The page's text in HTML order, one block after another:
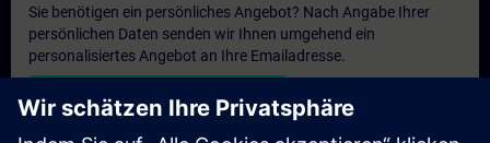
Sie benötigen ein persönliches Angebot? Nach Angabe Ihrer
persönlichen Daten senden wir Ihnen umgehend ein
personalisiertes Angebot an Ihre Emailadresse.
Persönliches Angebot zusenden